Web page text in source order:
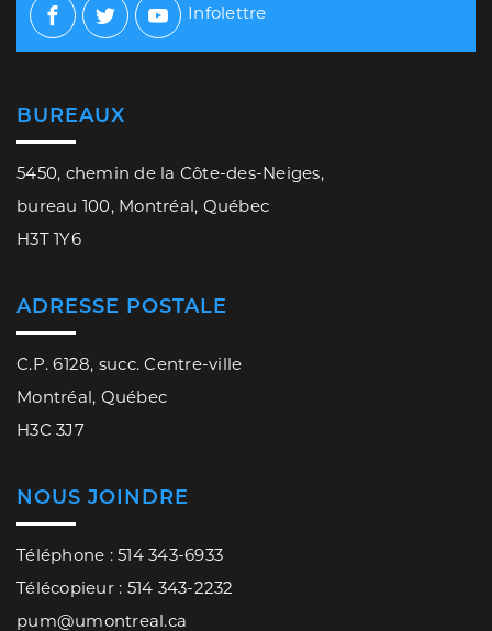
Facebook
TwitterYoutube
Infolettre
BUREAUX
5450, chemin de la Côte-des-Neiges,
bureau 100, Montréal, Québec
H3T 1Y6
ADRESSE POSTALE
C.P. 6128, succ. Centre-ville
Montréal, Québec
H3C 3J7
NOUS JOINDRE
Téléphone : 514 343-6933
Télécopieur : 514 343-2232
pum@umontreal.ca